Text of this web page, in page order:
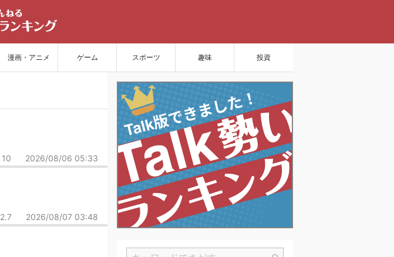
漫画・アニメ ゲーム スポーツ 趣味 投資
10 2026/08/06 05:33
2.7 2026/08/07 03:48